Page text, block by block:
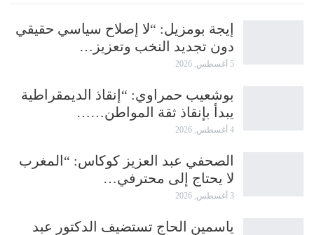
إيجة بومزيل: “لا إصلاح سياسي حقيقي
دون تجديد النخب وتعزيز…
5 أغسطس, 2026
بوشعيب حمراوي: “إنقاذ الديمقراطية
يبدأ بإنقاذ ثقة المواطن……
4 أغسطس, 2026
الصحفي عبد العزيز كوكاس: “المغرب
لا يحتاج إلى محترفي…
3 أغسطس, 2026
ياسمين الحاج تستضيف الدكتور عبد